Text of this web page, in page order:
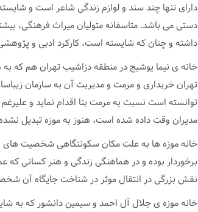
دارای تنها چند سند و لوازم زندگی شاعر است و
دستی می باشد. متاسفانه متولیان میراث فرهنگی،
داشته و چنان که شایسته است، کارکرد ادبی و
خانه ی نیما یوشیج در منطقه دزاشیب تهران هم که
تهران خریداری و مرمت و مدیریت آن به سازمان
توانسته است نسبت به مرمت بنا اقدام نماید و
مدیران وقت داده شده است، هنوز به موزه تبدیل
خانه موزه ها به علت مکان سکونتگاهی شخصیت های
برخوردار بوده و در هماهنگی زندگی و هنر کسانی که
نقش بزرگی در انتقال موثر در شناخت جایگاه آن
خانه موزه ی جلال آل احمد و سیمین دانشور که به